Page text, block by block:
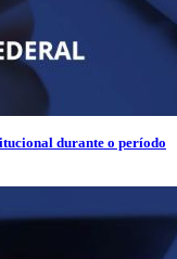
durante o período